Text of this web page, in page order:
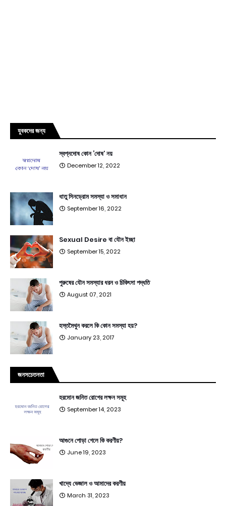
যুবকদের জন্য
স্বপ্নদোষ কোন ‘দোষ’ নয়
December 12, 2022
ধাতু সিনড্রোম সমস্যা ও সমাধান
September 16, 2022
Sexual Desire বা যৌন ইচ্ছা
September 15, 2022
পুরুষের যৌন সমস্যার ধরন ও চিকিৎসা পদ্ধতি
August 07, 2021
হস্তমৈথুন করলে কি কোন সমস্যা হয়?
January 23, 2017
জনসচেতনতা
হরমোন জনিত রোগের লক্ষন সমূহ
September 14, 2023
আগুনে পোড়া গেলে কি করণীয়?
June 19, 2023
খাদ্যে ভেজাল ও আমাদের করণীয়
March 31, 2023